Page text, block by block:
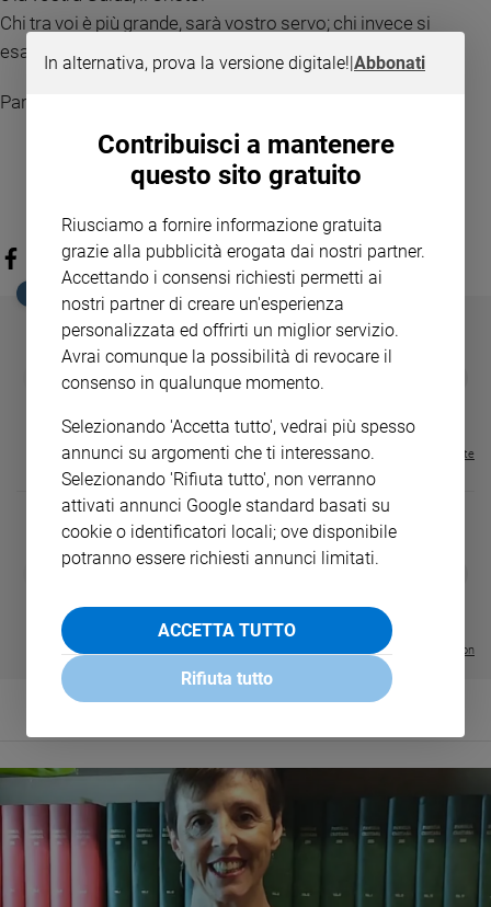
Chi tra voi è più grande, sarà vostro servo; chi invece si
esalterà, sarà umiliato e chi si umilierà sarà esaltato».
Parola del Signore
EDICOLA SAN PAOLO
€ 34,80 € 21,90 37%
€ 104,00 € 83,00
Visualizza tutte le riviste
€ 64,50
DIARIO G 2026-27
Visualizza tutte le collection
In alternativa, prova la versione digitale!|Abbonati
Contribuisci a mantenere
questo sito gratuito
Riusciamo a fornire informazione gratuita
grazie alla pubblicità erogata dai nostri partner.
Accettando i consensi richiesti permetti ai
nostri partner di creare un'esperienza
personalizzata ed offrirti un miglior servizio.
Avrai comunque la possibilità di revocare il
consenso in qualunque momento.
Selezionando 'Accetta tutto', vedrai più spesso
annunci su argomenti che ti interessano.
Selezionando 'Rifiuta tutto', non verranno
attivati annunci Google standard basati su
cookie o identificatori locali; ove disponibile
potranno essere richiesti annunci limitati.
ACCETTA TUTTO
Rifiuta tutto